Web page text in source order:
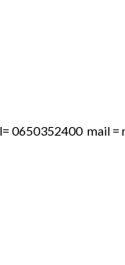
0650352400 mail